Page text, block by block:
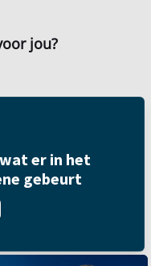
jou?
er in het
gebeurt